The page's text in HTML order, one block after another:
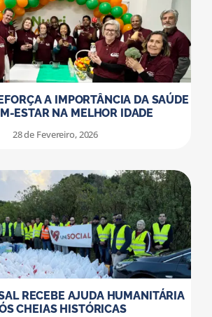
A IMPORTÂNCIA DA SAÚDE
ESTAR NA MELHOR IDADE
28 de Fevereiro, 2026
RECEBE AJUDA HUMANITÁRIA
CHEIAS HISTÓRICAS